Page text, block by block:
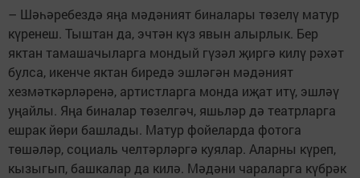
– Шәһәребездә яңа мәдәният биналары төзелү матур
күренеш. Тыштан да, эчтән күз явын алырлык. Бер
яктан тамашачыларга мондый гүзәл җиргә килү рәхәт
булса, икенче яктан биредә эшләгән мәдәният
хезмәткәрләренә, артистларга монда иҗат итү, эшләү
уңайлы. Яңа биналар төзелгәч, яшьләр дә театрларга
ешрак йөри башлады. Матур фойеларда фотога
төшәләр, социаль челтәрләргә куялар. Аларны күреп,
кызыгып, башкалар да килә. Мәдәни чараларга күбрәк